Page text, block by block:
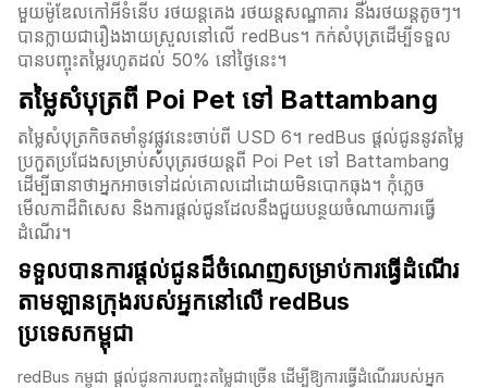
មួយម៉ូឌែលកៅអីទំនើប រថយន្តគេង រថយន្តសណ្ឋាគារ និងរថយន្តតូចៗ។
បានក្លាយជារឿងងាយស្រួលនៅលើ redBus។ កក់សំបុត្រដើម្បីទទួល
បានបញ្ចុះតម្លៃរហូតដល់ 50% នៅថ្ងៃនេះ។
តម្លៃសំបុត្រពី Poi Pet ទៅ Battambang
តម្លៃសំបុត្រកិចតមាំនូវផ្លូវនេះចាប់ពី USD 6។ redBus ផ្តល់ជូននូវតម្លៃ
ប្រកួតប្រជែងសម្រាប់សំបុត្ររថយន្តពី Poi Pet ទៅ Battambang
ដើម្បីធានាថាអ្នកអាចទៅដល់គោលដៅដោយមិនបោកធុង។ កុំភ្លេច
មើលកាដ៏ពិសេស និងការផ្តល់ជូនដែលនឹងជួយបន្ថយចំណាយការធ្វើ
ដំណើរ។
ទទួលបានការផ្តល់ជូនដ៏ចំណេញសម្រាប់ការធ្វើដំណើរ
តាមឡានក្រុងរបស់អ្នកនៅលើ redBus
ប្រទេសកម្ពុជា
redBus កម្ពុជា​ ផ្តល់ជូនការបញ្ចុះតម្លៃជាច្រើន ដើម្បីឱ្យការធ្វើដំណើររបស់អ្នក